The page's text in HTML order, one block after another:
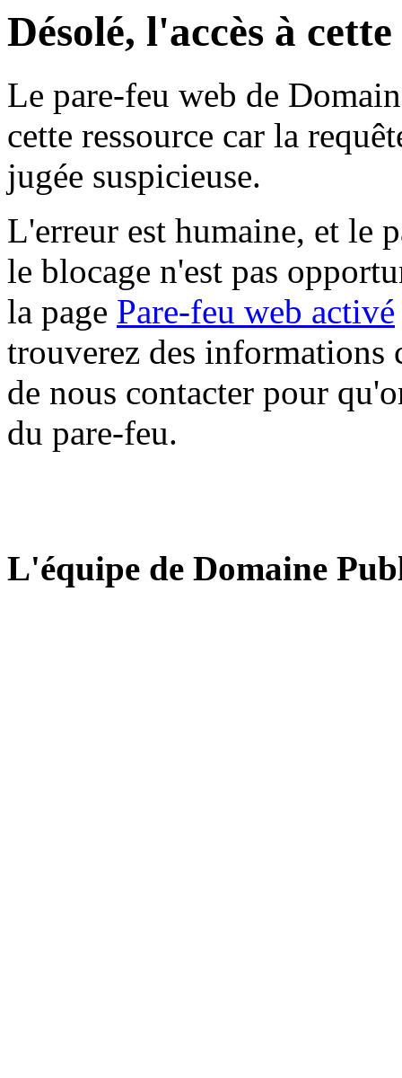
Désolé, l'accès à
Le pare-feu web de
cette ressource car la
jugée suspicieuse.
L'erreur est humaine, et le
le blocage n'est pas
la page Pare-feu web activé
trouverez des informations
de nous contacter pour
du pare-feu.
L'équipe de Domaine